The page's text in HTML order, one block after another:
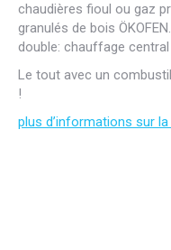
chaudières fioul ou gaz
granulés de bois
double: chauffage
Le tout avec un
!
plus d’informations sur